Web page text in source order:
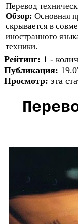
Перевод
Обзор: Основная
скрывается в
иностранного
техники.
Рейтинг: 1 -
Публикация:
Просмотр: эта